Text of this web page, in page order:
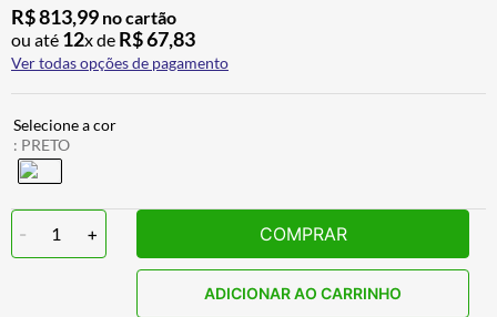
R$813,99 no cartão
ou até 12x de R$67,83
Ver todas opções de pagamento
: PRETO
- 1 + COMPRAR
ADICIONAR AO CARRINHO